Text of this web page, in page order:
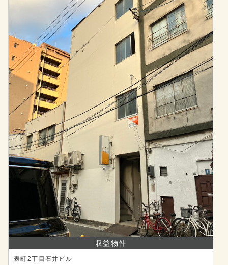
収益物件
表町2丁目石井ビル